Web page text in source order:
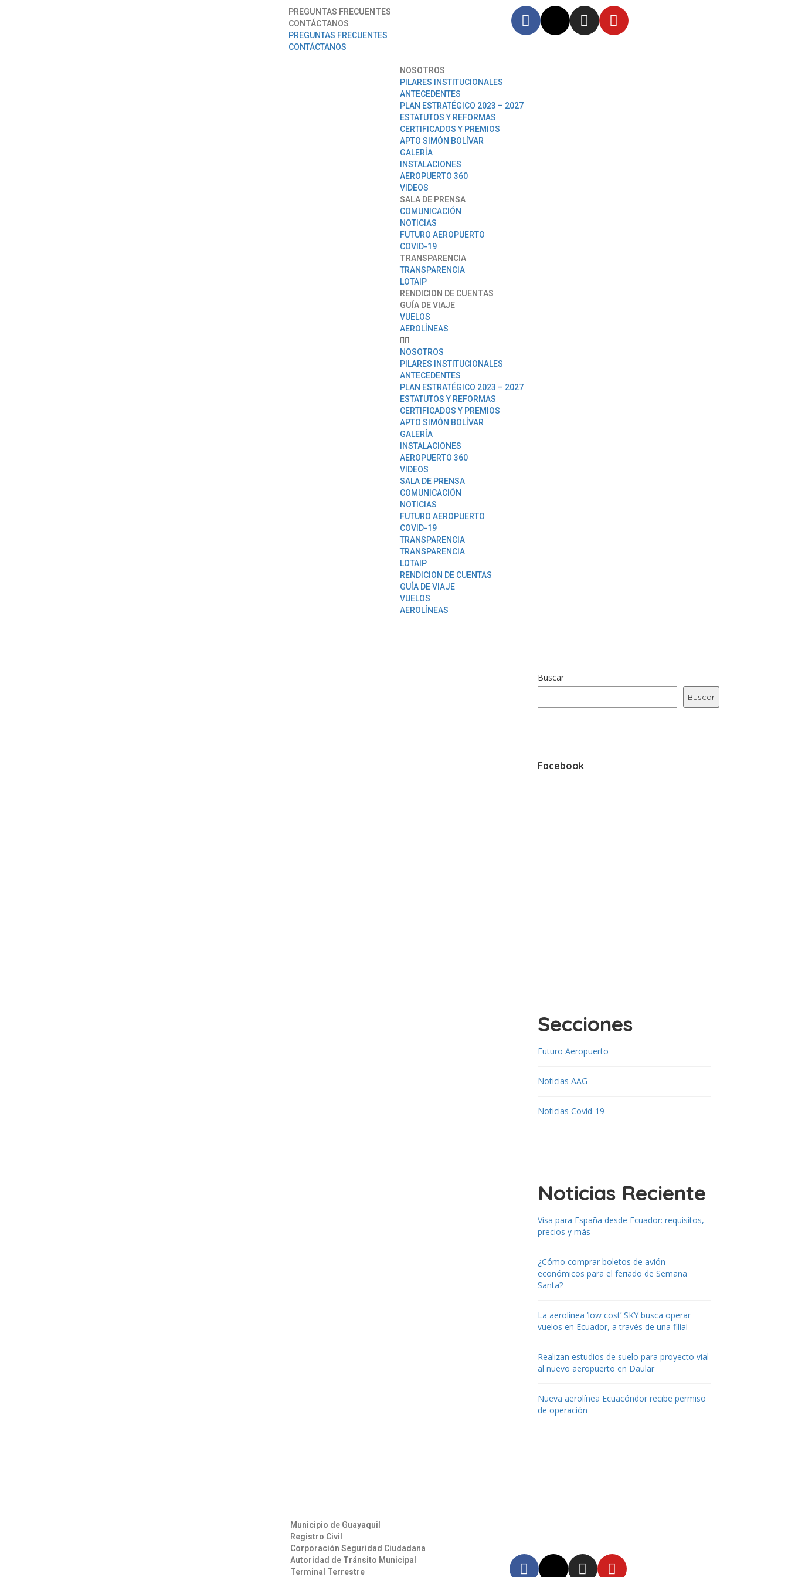
PREGUNTAS FRECUENTES
CONTÁCTANOS
PREGUNTAS FRECUENTES
CONTÁCTANOS
NOSOTROS
PILARES INSTITUCIONALES
ANTECEDENTES
PLAN ESTRATÉGICO 2023 – 2027
ESTATUTOS Y REFORMAS
CERTIFICADOS Y PREMIOS
APTO SIMÓN BOLÍVAR
GALERÍA
INSTALACIONES
AEROPUERTO 360
VIDEOS
SALA DE PRENSA
COMUNICACIÓN
NOTICIAS
FUTURO AEROPUERTO
COVID-19
TRANSPARENCIA
TRANSPARENCIA
LOTAIP
RENDICION DE CUENTAS
GUÍA DE VIAJE
VUELOS
AEROLÍNEAS
NOSOTROS
PILARES INSTITUCIONALES
ANTECEDENTES
PLAN ESTRATÉGICO 2023 – 2027
ESTATUTOS Y REFORMAS
CERTIFICADOS Y PREMIOS
APTO SIMÓN BOLÍVAR
GALERÍA
INSTALACIONES
AEROPUERTO 360
VIDEOS
SALA DE PRENSA
COMUNICACIÓN
NOTICIAS
FUTURO AEROPUERTO
COVID-19
TRANSPARENCIA
TRANSPARENCIA
LOTAIP
RENDICION DE CUENTAS
GUÍA DE VIAJE
VUELOS
AEROLÍNEAS
Buscar
Buscar
Facebook
Secciones
Futuro Aeropuerto
Noticias AAG
Noticias Covid-19
Noticias Reciente
Visa para España desde Ecuador: requisitos,
precios y más
¿Cómo comprar boletos de avión
económicos para el feriado de Semana
Santa?
La aerolínea ‘low cost’ SKY busca operar
vuelos en Ecuador, a través de una filial
Realizan estudios de suelo para proyecto vial
al nuevo aeropuerto en Daular
Nueva aerolínea Ecuacóndor recibe permiso
de operación
Municipio de Guayaquil
Registro Civil
Corporación Seguridad Ciudadana
Autoridad de Tránsito Municipal
Terminal Terrestre